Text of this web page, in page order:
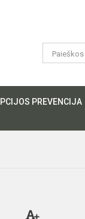
PREVENCIJA